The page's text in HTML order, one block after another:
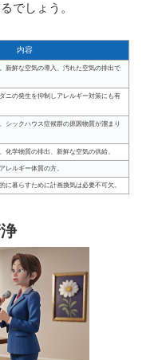
でしょう。
内容
新鮮な空気の導入、汚れた空気の排出で
ニの発生を抑制しアレルギー対策にも有
シックハウス症候群の原因物質が溜まり
化学物質の排出、新鮮な空気の供給。
レルギー体質の方。
に暮らすために計画換気は必要不可欠。